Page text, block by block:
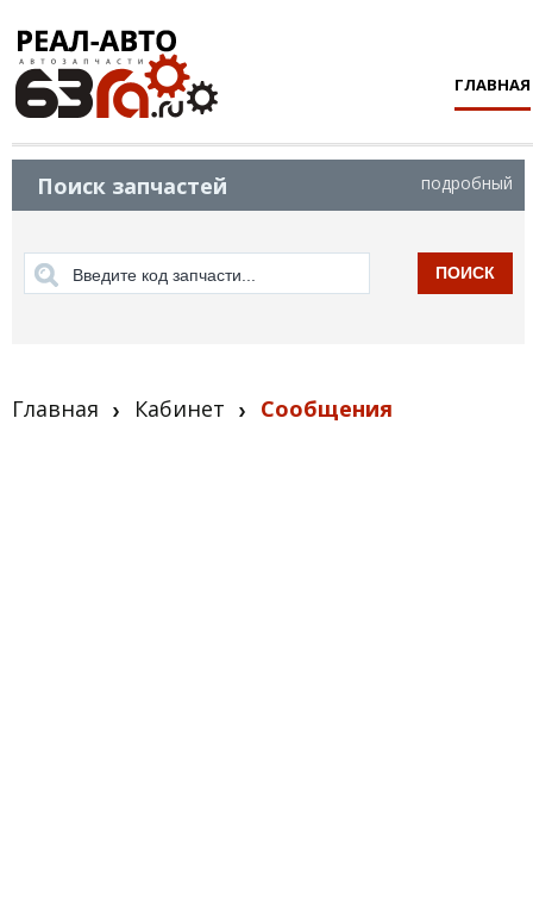
ГЛАВНАЯ
Поиск запчастей подробный
ПОИСК
Главная Кабинет Сообщения